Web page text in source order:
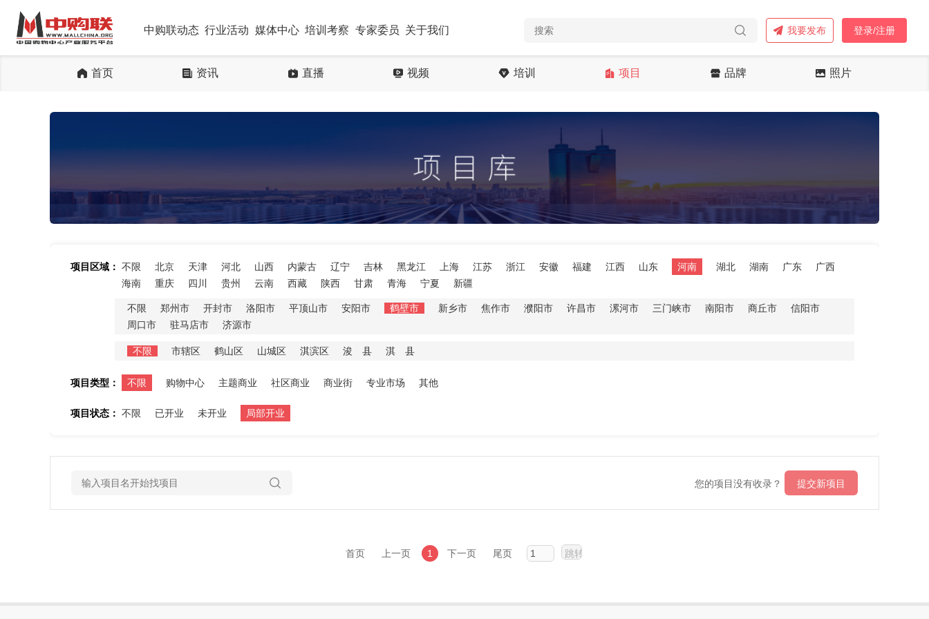
中购联动态 行业活动 媒体中心 培训考察 专家委员 关于我们 我要发布 登录/注册
首页 资讯 直播 视频 培训 项目 品牌 照片
项目区域： 不限 北京 天津 河北 山西 内蒙古 辽宁 吉林 黑龙江 上海 江苏 浙江 安徽 福建 江西 山东 河南 湖北 湖南 广东
广西
海南
重庆 四川 贵州 云南 西藏 陕西 甘肃 青海 宁夏 新疆
不限 郑州市 开封市 洛阳市 平顶山市 安阳市 鹤壁市 新乡市 焦作市 濮阳市 许昌市 漯河市 三门峡市 南阳市 商丘市
信阳市
周口市
驻马店市 济源市
不限 市辖区 鹤山区 山城区 淇滨区 浚 县 淇 县
项目类型： 不限 购物中心 主题商业 社区商业 商业街 专业市场 其他
项目状态： 不限 已开业 未开业 局部开业
您的项目没有收录？ 提交新项目
首页 上一页 1 下一页 尾页